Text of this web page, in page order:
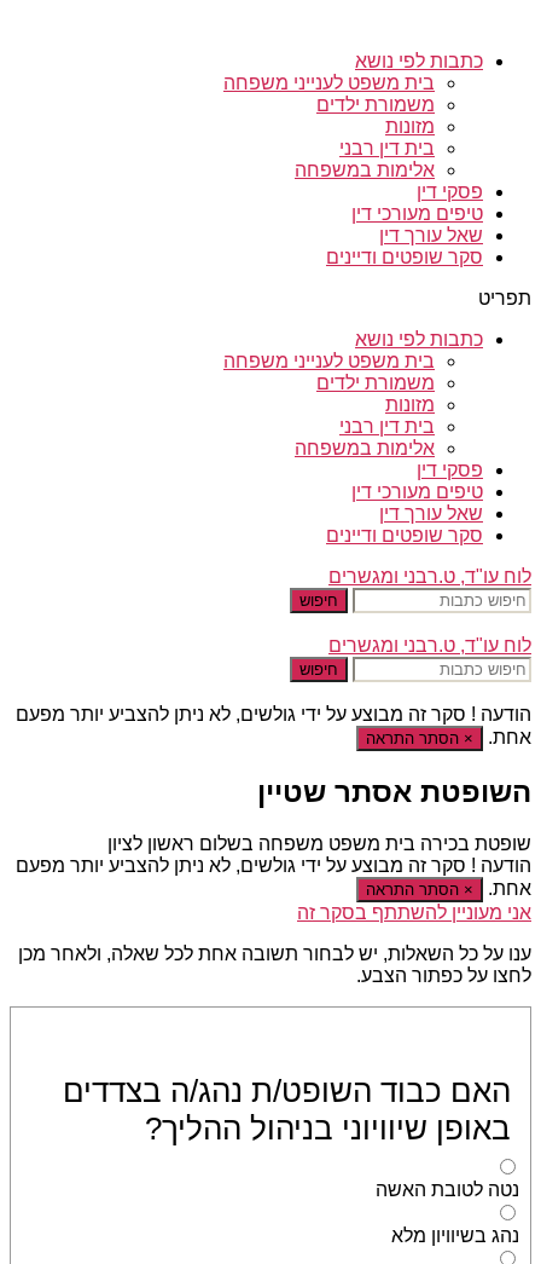
כתבות לפי נושא
בית משפט לענייני משפחה
משמורת ילדים
מזונות
בית דין רבני
אלימות במשפחה
פסקי דין
טיפים מעורכי דין
שאל עורך דין
סקר שופטים ודיינים
תפריט
כתבות לפי נושא
בית משפט לענייני משפחה
משמורת ילדים
מזונות
בית דין רבני
אלימות במשפחה
פסקי דין
טיפים מעורכי דין
שאל עורך דין
סקר שופטים ודיינים
לוח עו"ד, ט.רבני ומגשרים
חיפוש
לוח עו"ד, ט.רבני ומגשרים
חיפוש
הודעה ! סקר זה מבוצע על ידי גולשים, לא ניתן להצביע יותר מפעם
אחת.
× הסתר התראה
השופטת אסתר שטיין
שופטת בכירה בית משפט משפחה בשלום ראשון לציון
הודעה ! סקר זה מבוצע על ידי גולשים, לא ניתן להצביע יותר מפעם
אחת.
× הסתר התראה
אני מעוניין להשתתף בסקר זה
ענו על כל השאלות, יש לבחור תשובה אחת לכל שאלה, ולאחר מכן
לחצו על כפתור הצבע.
האם כבוד השופט/ת נהג/ה בצדדים
באופן שיוויוני בניהול ההליך?
נטה לטובת האשה
נהג בשיוויון מלא